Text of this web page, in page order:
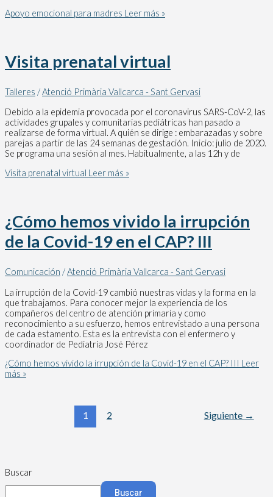
Apoyo emocional para madres Leer más »
Visita prenatal virtual
Talleres /Atenció Primària Vallcarca - Sant Gervasi
Debido a la epidemia provocada por el coronavirus SARS-CoV-2, las
actividades grupales y comunitarias pediátricas han pasado a
realizarse de forma virtual. A quién se dirige : embarazadas y sobre
parejas a partir de las 24 semanas de gestación. Inicio: julio de 2020.
Se programa una sesión al mes. Habitualmente, a las 12h y de
Visita prenatal virtual Leer más »
¿Cómo hemos vivido la irrupción
de la Covid-19 en el CAP? III
Comunicación /Atenció Primària Vallcarca - Sant Gervasi
La irrupción de la Covid-19 cambió nuestras vidas y la forma en la
que trabajamos. Para conocer mejor la experiencia de los
compañeros del centro de atención primaria y como
reconocimiento a su esfuerzo, hemos entrevistado a una persona
de cada estamento. Esta es la entrevista con el enfermero y
coordinador de Pediatría José Pérez
¿Cómo hemos vivido la irrupción de la Covid-19 en el CAP? III Leer
más »
1 2 Siguiente →
Buscar
Buscar